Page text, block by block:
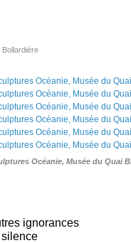
Bollardière
Océanie, Musée du Quai
ignorances
silence